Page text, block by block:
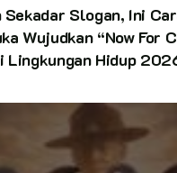
Sekadar Slogan, Ini
Wujudkan “Now For
Lingkungan Hidup